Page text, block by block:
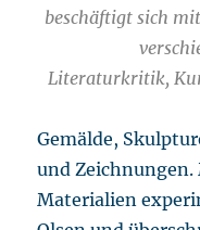
beschäftigt sich
Literaturkritik,
Gemälde,
und
Materialien